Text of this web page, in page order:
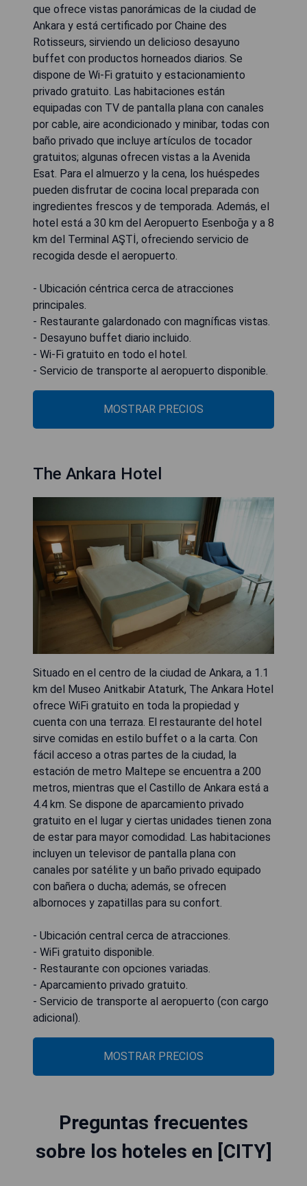
que ofrece vistas panorámicas de la ciudad de
Ankara y está certificado por Chaine des
Rotisseurs, sirviendo un delicioso desayuno
buffet con productos horneados diarios. Se
dispone de Wi-Fi gratuito y estacionamiento
privado gratuito. Las habitaciones están
equipadas con TV de pantalla plana con canales
por cable, aire acondicionado y minibar, todas con
baño privado que incluye artículos de tocador
gratuitos; algunas ofrecen vistas a la Avenida
Esat. Para el almuerzo y la cena, los huéspedes
pueden disfrutar de cocina local preparada con
ingredientes frescos y de temporada. Además, el
hotel está a 30 km del Aeropuerto Esenboğa y a 8
km del Terminal AŞTİ, ofreciendo servicio de
recogida desde el aeropuerto.
- Ubicación céntrica cerca de atracciones
principales.
- Restaurante galardonado con magníficas vistas.
- Desayuno buffet diario incluido.
- Wi-Fi gratuito en todo el hotel.
- Servicio de transporte al aeropuerto disponible.
MOSTRAR PRECIOS
The Ankara Hotel
Situado en el centro de la ciudad de Ankara, a 1.1
km del Museo Anitkabir Ataturk, The Ankara Hotel
ofrece WiFi gratuito en toda la propiedad y
cuenta con una terraza. El restaurante del hotel
sirve comidas en estilo buffet o a la carta. Con
fácil acceso a otras partes de la ciudad, la
estación de metro Maltepe se encuentra a 200
metros, mientras que el Castillo de Ankara está a
4.4 km. Se dispone de aparcamiento privado
gratuito en el lugar y ciertas unidades tienen zona
de estar para mayor comodidad. Las habitaciones
incluyen un televisor de pantalla plana con
canales por satélite y un baño privado equipado
con bañera o ducha; además, se ofrecen
albornoces y zapatillas para su confort.
- Ubicación central cerca de atracciones.
- WiFi gratuito disponible.
- Restaurante con opciones variadas.
- Aparcamiento privado gratuito.
- Servicio de transporte al aeropuerto (con cargo
adicional).
MOSTRAR PRECIOS
Preguntas frecuentes
sobre los hoteles en [CITY]